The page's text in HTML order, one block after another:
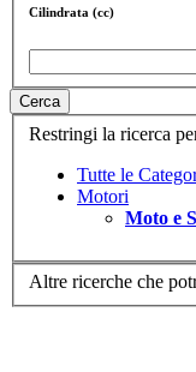
Cilindrata (cc)
Cerca
Restringi la ricerca
Tutte le
Motori
Moto e
Altre ricerche che